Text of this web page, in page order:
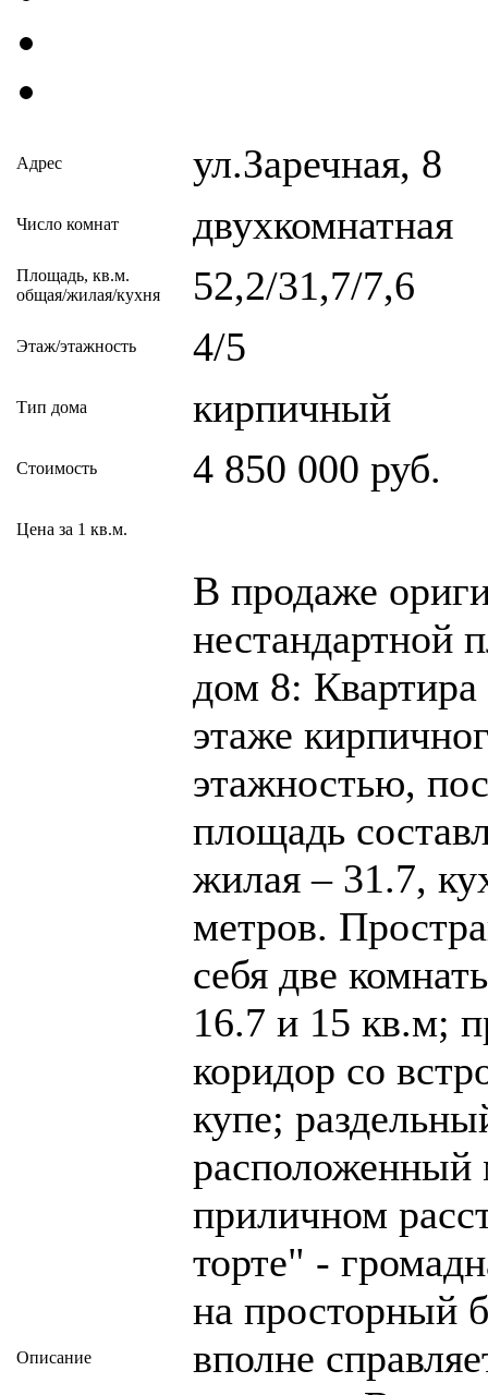
Адрес ул.Заречная, 8
Число комнат двухкомнатная
Площадь, кв.м.
общая/жилая/кухня
52,2/31,7/7,6
Этаж/этажность 4/5
Тип дома кирпичный
Стоимость 4 850 000 руб.
Цена за 1 кв.м.
Описание
В продаже
нестандартной
дом 8: Квартира
этаже
этажностью,
площадь
жилая – 31.7,
метров.
себя две
16.7 и 15 кв.м;
коридор со
купе;
расположенный
приличном
торте" -
на просторный
вполне